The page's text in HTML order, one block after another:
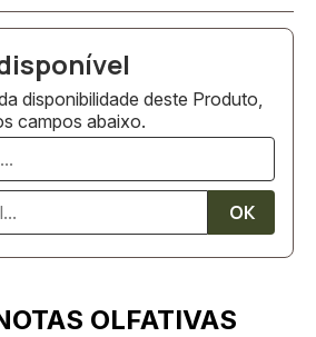
disponibilidade deste Produto,
campos abaixo.
OLFATIVAS